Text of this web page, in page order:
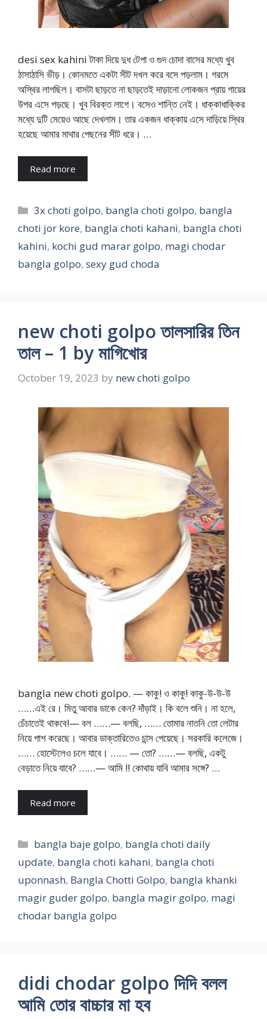
desi sex kahini টাকা দিয়ে দুধ টেপা ও গুদ চোদা বাসের মধ্যে খুব
ঠাসাঠাসি ভীড়। কোনমতে একটা সীট দখল করে বসে পড়লাম। গরমে
অস্থির লাগছিল। বাসটা ছাড়তে না ছাড়তেই দাড়ানো লোকজন প্রায় গায়ের
উপর এসে পড়ছে। খুব বিরক্ত লাগে। বসেও শান্তি নেই। ধাক্কাধাক্কির
মধ্যে দুটি মেয়েও আছে দেখলাম। তার একজন ধাক্কায় এসে দাড়িয়ে স্থির
হয়েছে আমার মাথার পেছনের সীট ধরে। …
Read more
Categories
3x choti golpo, bangla choti golpo, bangla
choti jor kore, bangla choti kahani, bangla choti
kahini, kochi gud marar golpo, magi chodar
bangla golpo, sexy gud choda
new choti golpo তালসারির তিন
তাল – 1 by মাগিখোর
October 19, 2023 by new choti golpo
bangla new choti golpo. — কাকু! ও কাকু! কাকু-উ-উ-উ
……এই রে। মিতু আবার ডাকে কেন? দাঁড়াই। কি বলে শুনি। না হলে,
চেঁচাতেই থাকবে!— বল ……— বলছি, …… তোমার নাতনি তো লেটার
নিয়ে পাশ করেছে। আবার ডাক্তারিতেও চান্স পেয়েছে। সরকারি কলেজে।
…… হোস্টেলেও চলে যাবে। …… — তো? ……— বলছি, একটু
বেড়াতে নিয়ে যাবে? ……— আমি !! কোথায় যাবি আমার সঙ্গে? …
Read more
Categories
bangla baje golpo, bangla choti daily
update, bangla choti kahani, bangla choti
uponnash, Bangla Chotti Golpo, bangla khanki
magir guder golpo, bangla magir golpo, magi
chodar bangla golpo
didi chodar golpo দিদি বলল
আমি তোর বাচ্চার মা হব